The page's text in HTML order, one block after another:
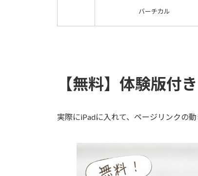
バーチカル
【無料】体験版付
実際にiPadに入れて、ページリンクの